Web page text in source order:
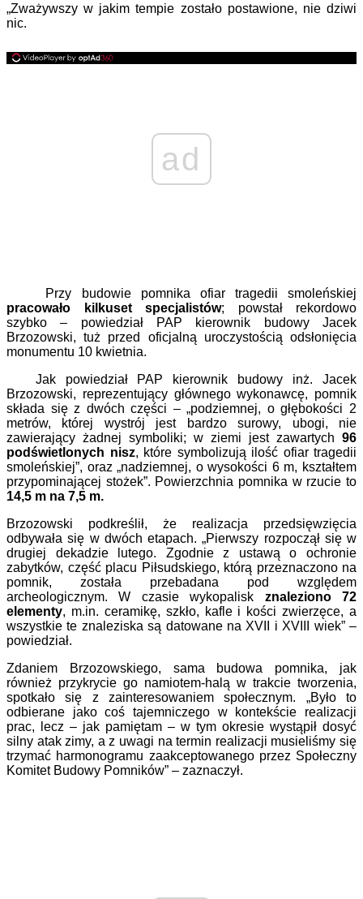
„Zważywszy w jakim tempie zostało postawione, nie dziwi
nic.
ad
Przy budowie pomnika ofiar tragedii smoleńskiej
pracowało kilkuset specjalistów; powstał rekordowo
szybko – powiedział PAP kierownik budowy Jacek
Brzozowski, tuż przed oficjalną uroczystością odsłonięcia
monumentu 10 kwietnia.
Jak powiedział PAP kierownik budowy inż. Jacek
Brzozowski, reprezentujący głównego wykonawcę, pomnik
składa się z dwóch części – „podziemnej, o głębokości 2
metrów, której wystrój jest bardzo surowy, ubogi, nie
zawierający żadnej symboliki; w ziemi jest zawartych 96
podświetlonych nisz, które symbolizują ilość ofiar tragedii
smoleńskiej”, oraz „nadziemnej, o wysokości 6 m, kształtem
przypominającej stożek”. Powierzchnia pomnika w rzucie to
14,5 m na 7,5 m.
Brzozowski podkreślił, że realizacja przedsięwzięcia
odbywała się w dwóch etapach. „Pierwszy rozpoczął się w
drugiej dekadzie lutego. Zgodnie z ustawą o ochronie
zabytków, część placu Piłsudskiego, którą przeznaczono na
pomnik, została przebadana pod względem
archeologicznym. W czasie wykopalisk znaleziono 72
elementy, m.in. ceramikę, szkło, kafle i kości zwierzęce, a
wszystkie te znaleziska są datowane na XVII i XVIII wiek” –
powiedział.
Zdaniem Brzozowskiego, sama budowa pomnika, jak
również przykrycie go namiotem-halą w trakcie tworzenia,
spotkało się z zainteresowaniem społecznym. „Było to
odbierane jako coś tajemniczego w kontekście realizacji
prac, lecz – jak pamiętam – w tym okresie wystąpił dosyć
silny atak zimy, a z uwagi na termin realizacji musieliśmy się
trzymać harmonogramu zaakceptowanego przez Społeczny
Komitet Budowy Pomników” – zaznaczył.